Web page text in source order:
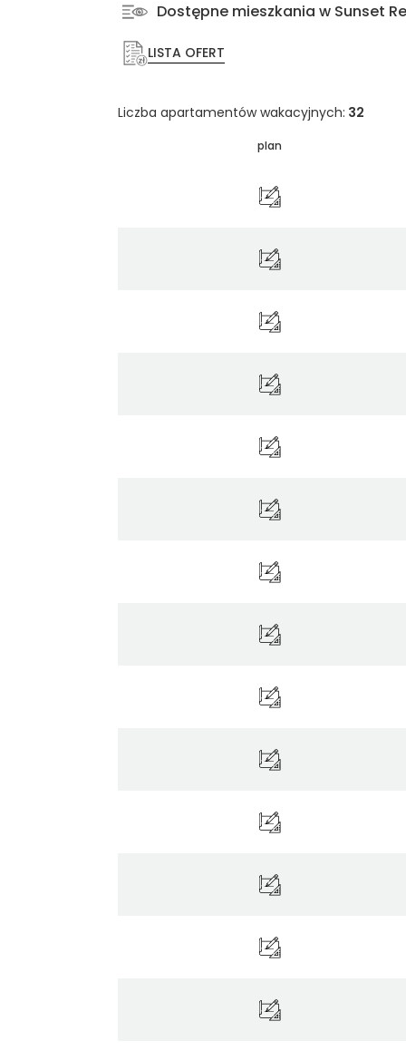
Dostępne mieszkania w Sunset
LISTA OFERT
Liczba apartamentów wakacyjnych: 32
plan